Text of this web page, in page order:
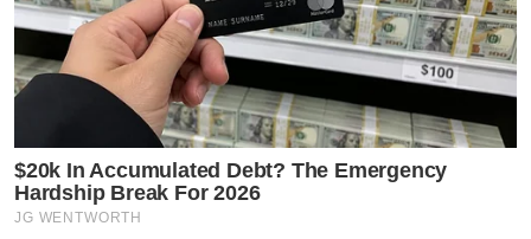
$20k In Accumulated Debt? The Emergency
Hardship Break For 2026
JG WENTWORTH